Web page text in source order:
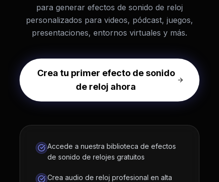
para generar efectos de sonido de reloj
personalizados para videos, pódcast, juegos,
presentaciones, entornos virtuales y más.
Crea tu primer efecto de sonido
de reloj ahora
Accede a nuestra biblioteca de efectos
de sonido de relojes gratuitos
Crea audio de reloj profesional en alta